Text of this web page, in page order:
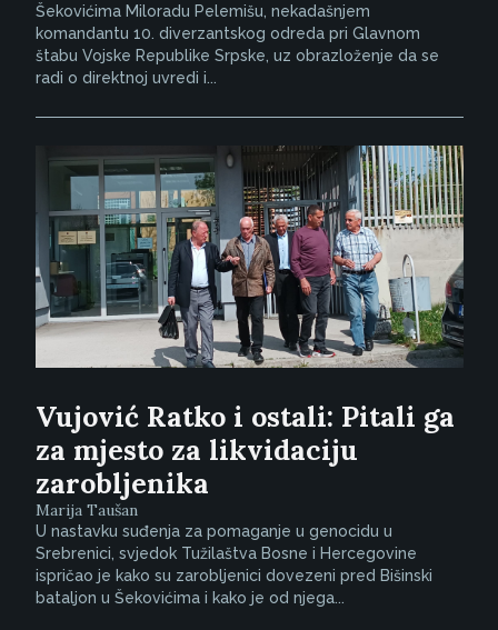
Šekovićima Miloradu Pelemišu, nekadašnjem
komandantu 10. diverzantskog odreda pri Glavnom
štabu Vojske Republike Srpske, uz obrazloženje da se
radi o direktnoj uvredi i...
Vujović Ratko i ostali: Pitali ga
za mjesto za likvidaciju
zarobljenika
Marija Taušan
U nastavku suđenja za pomaganje u genocidu u
Srebrenici, svjedok Tužilaštva Bosne i Hercegovine
ispričao je kako su zarobljenici dovezeni pred Bišinski
bataljon u Šekovićima i kako je od njega...